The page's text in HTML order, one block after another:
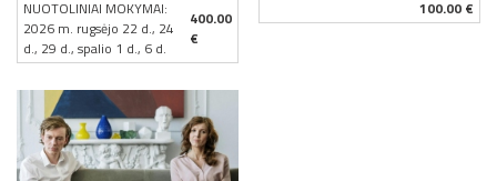
NUOTOLINIAI MOKYMAI:
2026 m. rugsėjo 22 d., 24
d., 29 d., spalio 1 d., 6 d.
400.00
€
100.00 €